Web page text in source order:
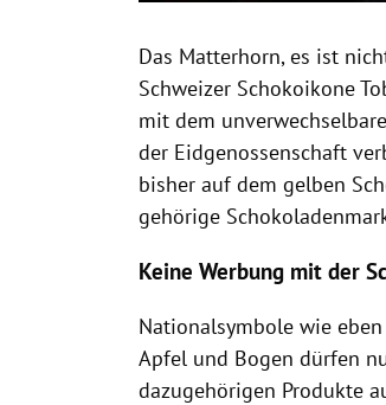
Das Matterhorn, es ist
Schweizer Schokoikone
mit dem
der Eidgenossenschaft
bisher auf dem gelben
gehörige
Keine Werbung mit der
Nationalsymbole wie
Apfel und Bogen dürfen
dazugehörigen Produkte